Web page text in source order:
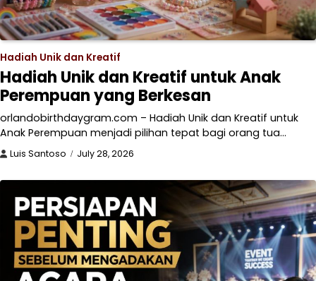
Hadiah Unik dan Kreatif
Hadiah Unik dan Kreatif untuk Anak
Perempuan yang Berkesan
orlandobirthdaygram.com – Hadiah Unik dan Kreatif untuk
Anak Perempuan menjadi pilihan tepat bagi orang tua…
Luis Santoso July 28, 2026